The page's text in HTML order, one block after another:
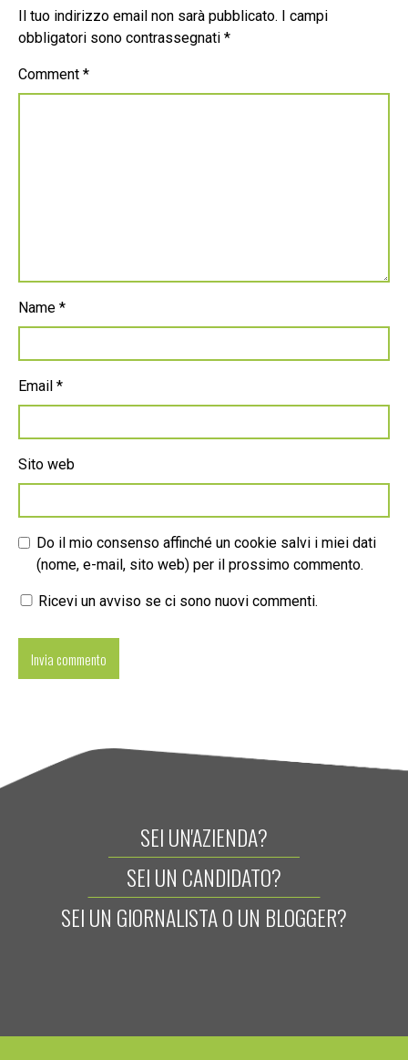
Il tuo indirizzo email non sarà pubblicato.
I campi
obbligatori sono contrassegnati *
Comment *
Name *
Email *
Sito web
Do il mio consenso affinché un cookie salvi i miei dati
(nome, e-mail, sito web) per il prossimo commento.
Ricevi un avviso se ci sono nuovi commenti.
SEI UN'AZIENDA?
SEI UN CANDIDATO?
SEI UN GIORNALISTA O UN BLOGGER?